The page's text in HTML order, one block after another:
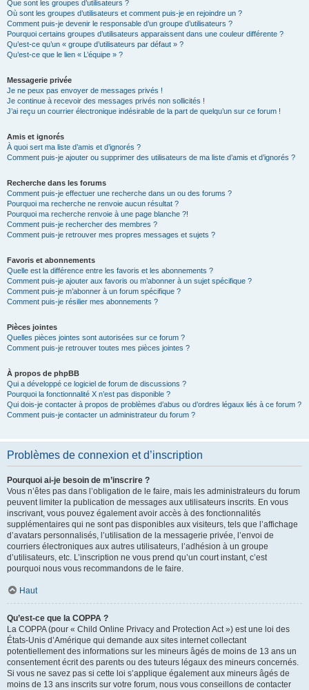
Que sont les groupes d’utilisateurs ?
Où sont les groupes d’utilisateurs et comment puis-je en rejoindre un ?
Comment puis-je devenir le responsable d’un groupe d’utilisateurs ?
Pourquoi certains groupes d’utilisateurs apparaissent dans une couleur différente ?
Qu’est-ce qu’un « groupe d’utilisateurs par défaut » ?
Qu’est-ce que le lien « L’équipe » ?
Messagerie privée
Je ne peux pas envoyer de messages privés !
Je continue à recevoir des messages privés non sollicités !
J’ai reçu un courrier électronique indésirable de la part de quelqu’un sur ce forum !
Amis et ignorés
À quoi sert ma liste d’amis et d’ignorés ?
Comment puis-je ajouter ou supprimer des utilisateurs de ma liste d’amis et d’ignorés ?
Recherche dans les forums
Comment puis-je effectuer une recherche dans un ou des forums ?
Pourquoi ma recherche ne renvoie aucun résultat ?
Pourquoi ma recherche renvoie à une page blanche ?!
Comment puis-je rechercher des membres ?
Comment puis-je retrouver mes propres messages et sujets ?
Favoris et abonnements
Quelle est la différence entre les favoris et les abonnements ?
Comment puis-je ajouter aux favoris ou m’abonner à un sujet spécifique ?
Comment puis-je m’abonner à un forum spécifique ?
Comment puis-je résilier mes abonnements ?
Pièces jointes
Quelles pièces jointes sont autorisées sur ce forum ?
Comment puis-je retrouver toutes mes pièces jointes ?
À propos de phpBB
Qui a développé ce logiciel de forum de discussions ?
Pourquoi la fonctionnalité X n’est pas disponible ?
Qui dois-je contacter à propos de problèmes d’abus ou d’ordres légaux liés à ce forum ?
Comment puis-je contacter un administrateur du forum ?
Problèmes de connexion et d’inscription
Pourquoi ai-je besoin de m’inscrire ?
Vous n’êtes pas dans l’obligation de le faire, mais les administrateurs du forum
peuvent limiter la publication de messages aux utilisateurs inscrits. En vous
inscrivant, vous pouvez également avoir accès à des fonctionnalités
supplémentaires qui ne sont pas disponibles aux visiteurs, tels que l’affichage
d’avatars personnalisés, l’utilisation de la messagerie privée, l’envoi de
courriers électroniques aux autres utilisateurs, l’adhésion à un groupe
d’utilisateurs, etc. L’inscription ne vous prend qu’un court instant, c’est
pourquoi nous vous recommandons de le faire.
Haut
Qu’est-ce que la COPPA ?
La COPPA (pour « Child Online Privacy and Protection Act ») est une loi des
États-Unis d’Amérique qui demande aux sites internet collectant
potentiellement des informations sur les mineurs âgés de moins de 13 ans un
consentement écrit des parents ou des tuteurs légaux des mineurs concernés.
Si vous ne savez pas si cette loi s’applique également aux mineurs âgés de
moins de 13 ans inscrits sur votre forum, nous vous conseillons de contacter